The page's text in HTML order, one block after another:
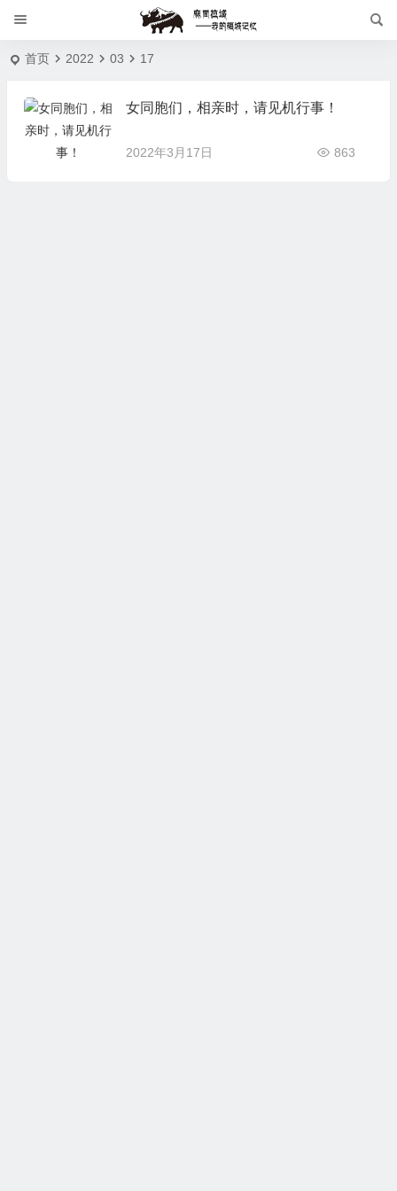
首页 2022 03 17
女同胞们，相亲时，请见机行事！
2022年3月17日 863